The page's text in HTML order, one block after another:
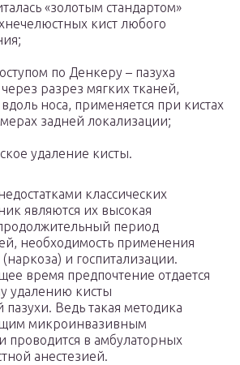
«золотым стандартом»
кист любого
по Денкеру – пазуха
разрез мягких тканей,
носа, применяется при кистах
задней локализации;
удаление кисты.
классических
являются их высокая
период
необходимость применения
и госпитализации.
время предпочтение отдается
удалению кисты
Ведь такая методика
микроинвазивным
проводится в амбулаторных
анестезией.